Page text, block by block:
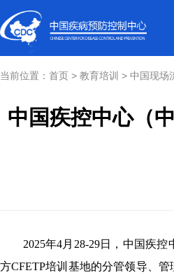
当前位置： 首页 > 教育培训 > 中国现场
中国疾控中心（
2025年4月28-29日，中国疾
方CFETP培训基地的分管领导、